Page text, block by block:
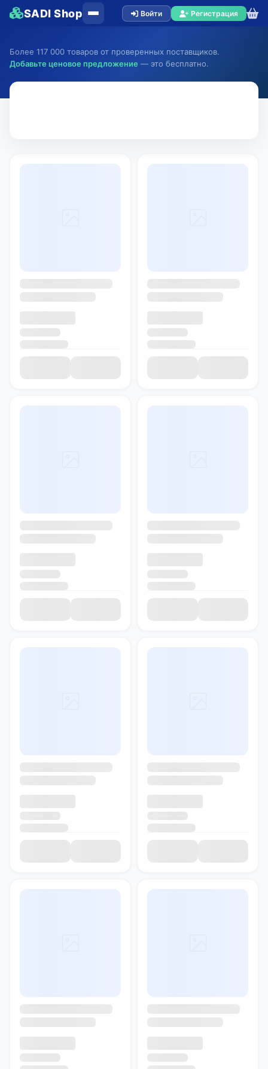
SADI Shop Войти Регистрация
Более 117 000 товаров от проверенных поставщиков.
Добавьте ценовое предложение — это бесплатно.